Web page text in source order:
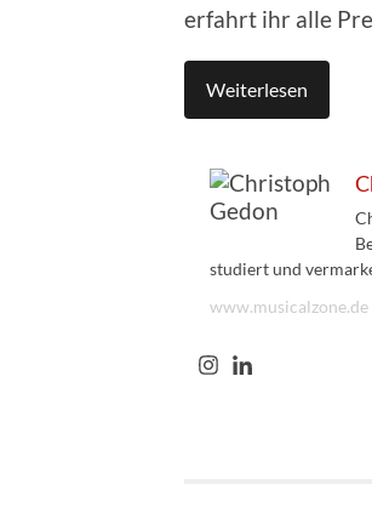
erfahrt ihr alle
Weiterlesen
studiert und
www.musicalzone.de